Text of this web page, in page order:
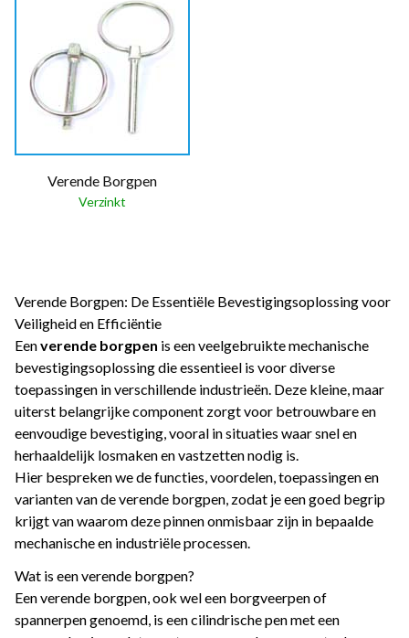
Verende Borgpen
Verzinkt
Verende Borgpen: De Essentiële Bevestigingsoplossing voor
Veiligheid en Efficiëntie
Eenverende borgpen is een veelgebruikte mechanische
bevestigingsoplossing die essentieel is voor diverse
toepassingen in verschillende industrieën. Deze kleine, maar
uiterst belangrijke component zorgt voor betrouwbare en
eenvoudige bevestiging, vooral in situaties waar snel en
herhaaldelijk losmaken en vastzetten nodig is.
Hier bespreken we de functies, voordelen, toepassingen en
varianten van de verende borgpen, zodat je een goed begrip
krijgt van waarom deze pinnen onmisbaar zijn in bepaalde
mechanische en industriële processen.
Wat is een verende borgpen?
Een verende borgpen, ook wel een borgveerpen of
spannerpen genoemd, is een cilindrische pen met een